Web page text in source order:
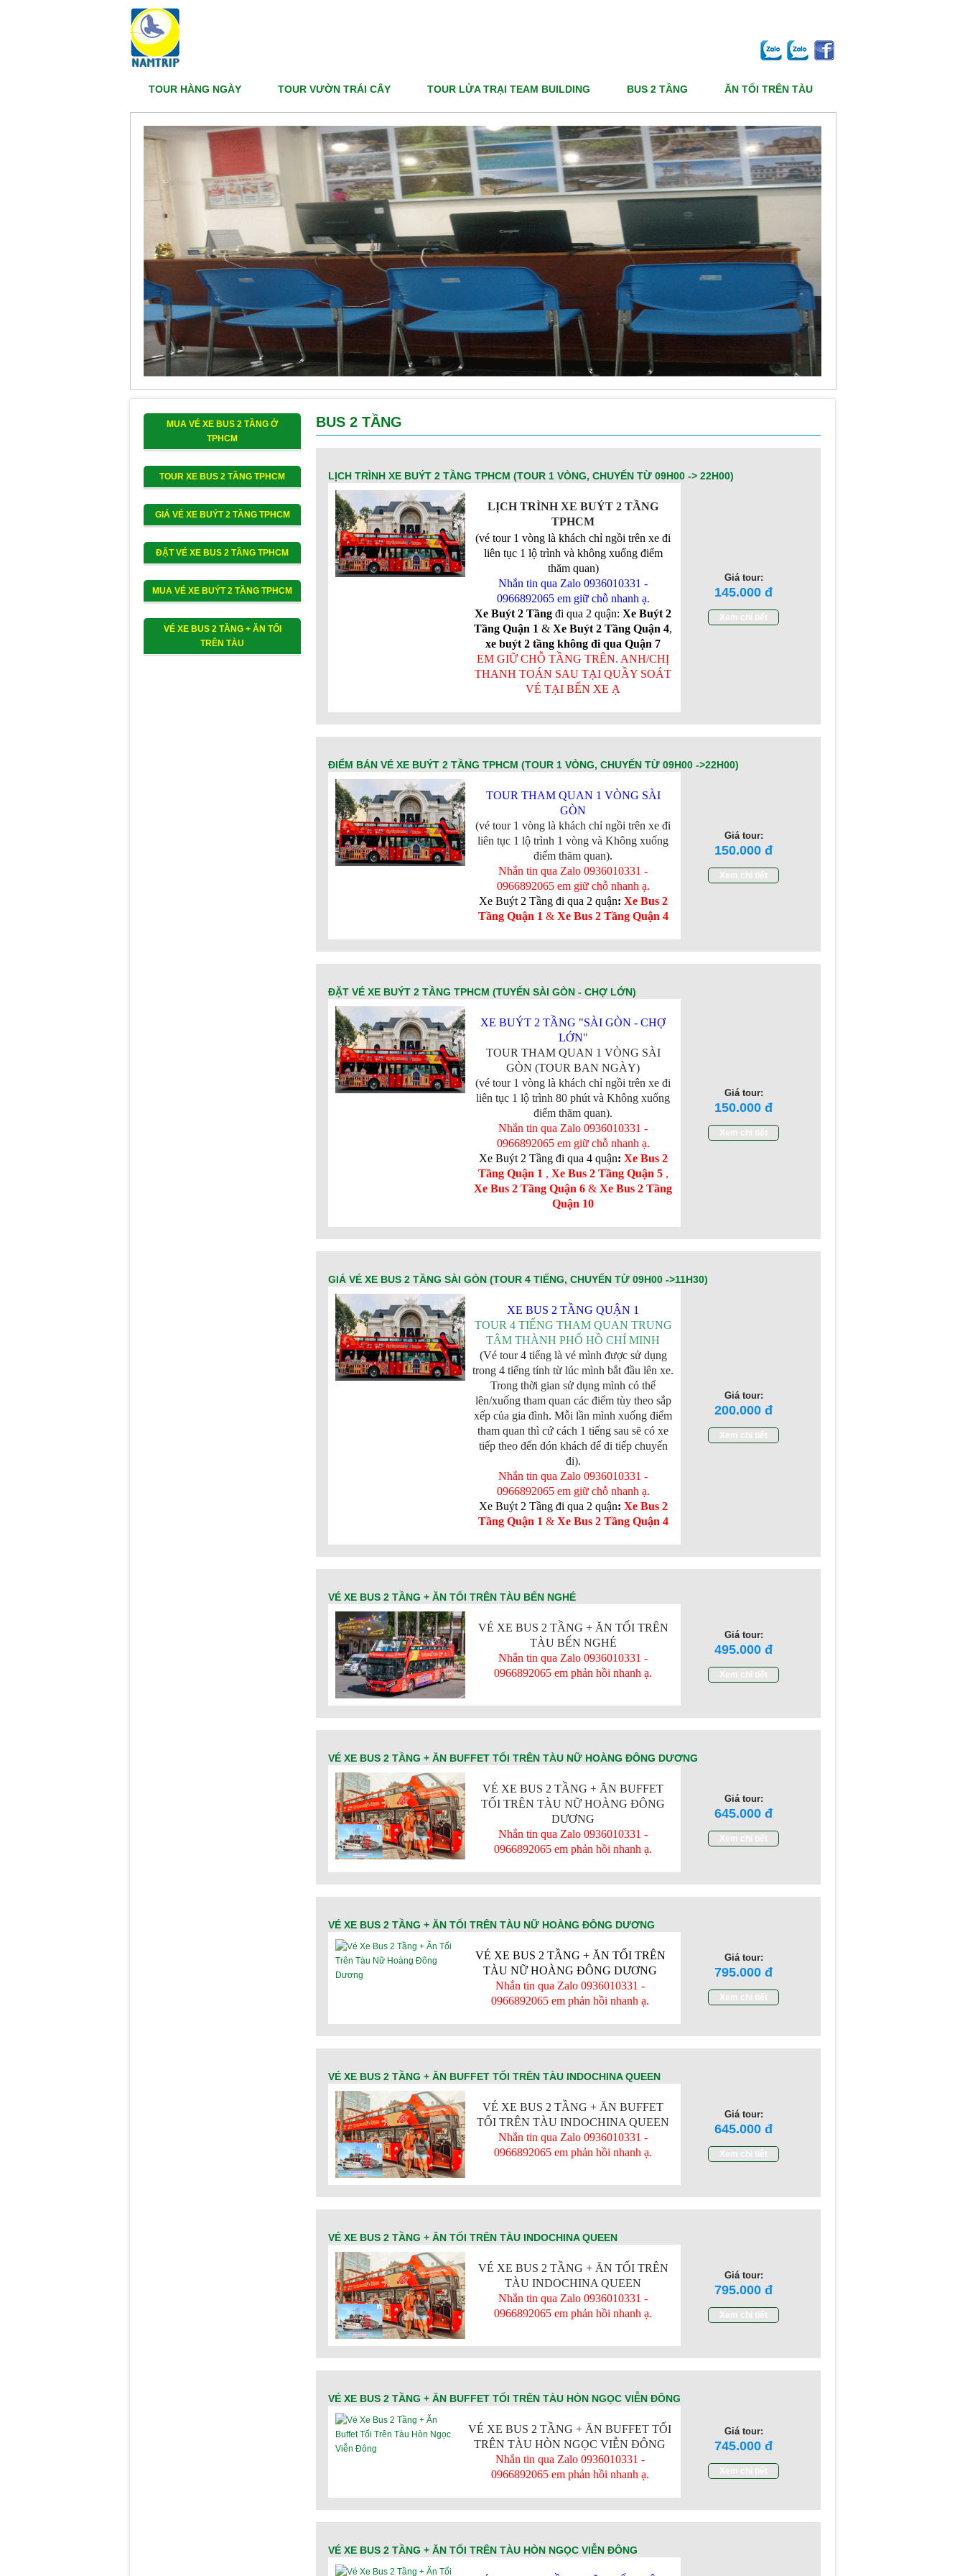
TOUR HÀNG NGÀY TOUR VƯỜN TRÁI CÂY TOUR LỬA TRẠI TEAM BUILDING BUS 2 TẦNG ĂN TỐI TRÊN TÀU
BUS 2 TẦNG
LỊCH TRÌNH XE BUÝT 2 TẦNG TPHCM (TOUR 1 VÒNG, CHUYẾN TỪ 09H00 -> 22H00)
LỊCH TRÌNH XE BUÝT 2 TẦNG
TPHCM
(vé tour 1 vòng là khách chỉ ngồi trên xe đi
liên tục 1 lộ trình và không xuống điểm
thăm quan)
Nhắn tin qua Zalo 0936010331 -
0966892065 em giữ chỗ nhanh ạ.
Xe Buýt 2 Tầng đi qua 2 quận: Xe Buýt 2
Tầng Quận 1 & Xe Buýt 2 Tầng Quận 4,
xe buýt 2 tầng không đi qua Quận 7
EM GIỮ CHỖ TẦNG TRÊN. ANH/CHỊ
THANH TOÁN SAU TẠI QUẦY SOÁT
VÉ TẠI BẾN XE Ạ
Giá tour:
145.000
Xem chi tiết
ĐIỂM BÁN VÉ XE BUÝT 2 TẦNG TPHCM (TOUR 1 VÒNG, CHUYẾN TỪ 09H00 ->22H00)
TOUR THAM QUAN 1 VÒNG SÀI
GÒN
(vé tour 1 vòng là khách chỉ ngồi trên xe đi
liên tục 1 lộ trình 1 vòng và Không xuống
điểm thăm quan).
Nhắn tin qua Zalo 0936010331 -
0966892065 em giữ chỗ nhanh ạ.
Xe Buýt 2 Tầng đi qua 2 quận: Xe Bus 2
Tầng Quận 1 &Xe Bus 2 Tầng Quận 4
Giá tour:
150.000
Xem chi tiết
ĐẶT VÉ XE BUÝT 2 TẦNG TPHCM (TUYẾN SÀI GÒN - CHỢ LỚN)
XE BUÝT 2 TẦNG "SÀI GÒN - CHỢ
LỚN"
TOUR THAM QUAN 1 VÒNG SÀI
GÒN (TOUR BAN NGÀY)
(vé tour 1 vòng là khách chỉ ngồi trên xe đi
liên tục 1 lộ trình 80 phút và Không xuống
điểm thăm quan).
Nhắn tin qua Zalo 0936010331 -
0966892065 em giữ chỗ nhanh ạ.
Xe Buýt 2 Tầng đi qua 4 quận: Xe Bus 2
Tầng Quận 1 , Xe Bus 2 Tầng Quận 5 ,
Xe Bus 2 Tầng Quận 6 & Xe Bus 2 Tầng
Quận 10
Giá tour:
150.000
Xem chi tiết
GIÁ VÉ XE BUS 2 TẦNG SÀI GÒN (TOUR 4 TIẾNG, CHUYẾN TỪ 09H00 ->11H30)
XE BUS 2 TẦNG QUẬN 1
TOUR 4 TIẾNG THAM QUAN TRUNG
TÂM THÀNH PHỐ HỒ CHÍ MINH
(Vé tour 4 tiếng là vé mình được sử dụng
trong 4 tiếng tính từ lúc mình bắt đầu lên xe.
Trong thời gian sử dụng mình có thể
lên/xuống tham quan các điểm tùy theo sắp
xếp của gia đình. Mỗi lần mình xuống điểm
tham quan thì cứ cách 1 tiếng sau sẽ có xe
tiếp theo đến đón khách để đi tiếp chuyến
đi).
Nhắn tin qua Zalo 0936010331 -
0966892065 em giữ chỗ nhanh ạ.
Xe Buýt 2 Tầng đi qua 2 quận: Xe Bus 2
Tầng Quận 1 &Xe Bus 2 Tầng Quận 4
Giá tour:
200.000
Xem chi tiết
VÉ XE BUS 2 TẦNG + ĂN TỐI TRÊN TÀU BẾN NGHÉ
VÉ XE BUS 2 TẦNG + ĂN TỐI TRÊN
TÀU BẾN NGHÉ
Nhắn tin qua Zalo 0936010331 -
0966892065 em phản hồi nhanh ạ.
Giá tour:
495.000
Xem chi tiết
VÉ XE BUS 2 TẦNG + ĂN BUFFET TỐI TRÊN TÀU NỮ HOÀNG ĐÔNG DƯƠNG
VÉ XE BUS 2 TẦNG + ĂN BUFFET
TỐI TRÊN TÀU NỮ HOÀNG ĐÔNG
DƯƠNG
Nhắn tin qua Zalo 0936010331 -
0966892065 em phản hồi nhanh ạ.
Giá tour:
645.000
Xem chi tiết
VÉ XE BUS 2 TẦNG + ĂN TỐI TRÊN TÀU NỮ HOÀNG ĐÔNG DƯƠNG
VÉ XE BUS 2 TẦNG + ĂN TỐI TRÊN
TÀU NỮ HOÀNG ĐÔNG DƯƠNG
Nhắn tin qua Zalo 0936010331 -
0966892065 em phản hồi nhanh ạ.
Giá tour:
795.000
Xem chi tiết
VÉ XE BUS 2 TẦNG + ĂN BUFFET TỐI TRÊN TÀU INDOCHINA QUEEN
VÉ XE BUS 2 TẦNG + ĂN BUFFET
TỐI TRÊN TÀU INDOCHINA QUEEN
Nhắn tin qua Zalo 0936010331 -
0966892065 em phản hồi nhanh ạ.
Giá tour:
645.000
Xem chi tiết
VÉ XE BUS 2 TẦNG + ĂN TỐI TRÊN TÀU INDOCHINA QUEEN
VÉ XE BUS 2 TẦNG + ĂN TỐI TRÊN
TÀU INDOCHINA QUEEN
Nhắn tin qua Zalo 0936010331 -
0966892065 em phản hồi nhanh ạ.
Giá tour:
795.000
Xem chi tiết
VÉ XE BUS 2 TẦNG + ĂN BUFFET TỐI TRÊN TÀU HÒN NGỌC VIỄN ĐÔNG
VÉ XE BUS 2 TẦNG + ĂN BUFFET TỐI
TRÊN TÀU HÒN NGỌC VIỄN ĐÔNG
Nhắn tin qua Zalo 0936010331 -
0966892065 em phản hồi nhanh ạ.
Giá tour:
745.000
Xem chi tiết
VÉ XE BUS 2 TẦNG + ĂN TỐI TRÊN TÀU HÒN NGỌC VIỄN ĐÔNG
MUA VÉ XE BUS 2 TẦNG Ở
TPHCM
TOUR XE BUS 2 TẦNG TPHCM
GIÁ VÉ XE BUÝT 2 TẦNG TPHCM
ĐẶT VÉ XE BUS 2 TẦNG TPHCM
MUA VÉ XE BUÝT 2 TẦNG TPHCM
VÉ XE BUS 2 TẦNG + ĂN TỐI
TRÊN TÀU